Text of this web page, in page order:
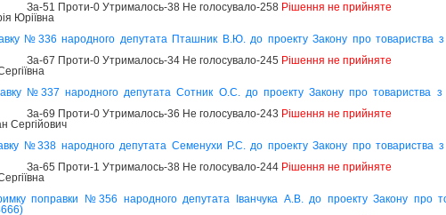
За-51 Проти-0 Утрималось-38 Не голосувало-258 Рішення не прийняте
Юріївна
№336 народного депутата Пташник В.Ю. до проекту Закону про товариства
За-67 Проти-0 Утрималось-34 Не голосувало-245 Рішення не прийняте
№337 народного депутата Сотник О.С. до проекту Закону про товариства
За-69 Проти-0 Утрималось-36 Не голосувало-243 Рішення не прийняте
Сергійович
№338 народного депутата Семенухи Р.С. до проекту Закону про товариства
За-65 Проти-1 Утрималось-38 Не голосувало-244 Рішення не прийняте
поправки №356 народного депутата Іванчука А.В. до проекту Закону про